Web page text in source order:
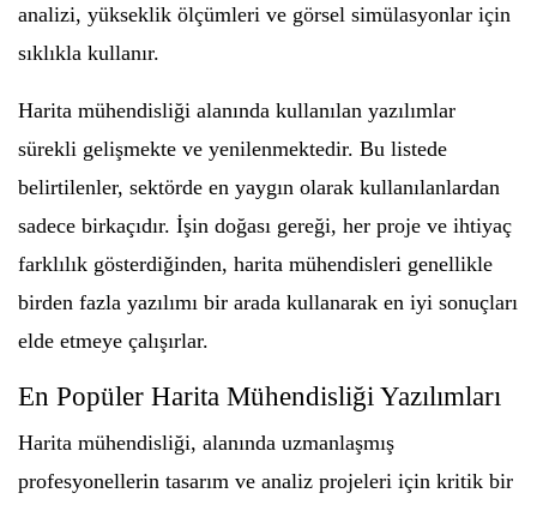
analizi, yükseklik ölçümleri ve görsel simülasyonlar için
sıklıkla kullanır.
Harita mühendisliği alanında kullanılan yazılımlar
sürekli gelişmekte ve yenilenmektedir. Bu listede
belirtilenler, sektörde en yaygın olarak kullanılanlardan
sadece birkaçıdır. İşin doğası gereği, her proje ve ihtiyaç
farklılık gösterdiğinden, harita mühendisleri genellikle
birden fazla yazılımı bir arada kullanarak en iyi sonuçları
elde etmeye çalışırlar.
En Popüler Harita Mühendisliği Yazılımları
Harita mühendisliği, alanında uzmanlaşmış
profesyonellerin tasarım ve analiz projeleri için kritik bir